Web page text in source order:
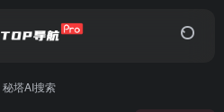
秘塔AI搜索